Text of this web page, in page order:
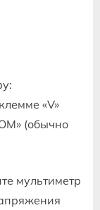
«V»
(обычно
мультиметр